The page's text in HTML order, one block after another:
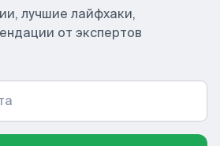
лучшие лайфхаки,
от экспертов